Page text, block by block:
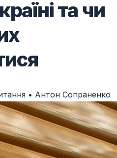
та чи
• Антон Сопраненко